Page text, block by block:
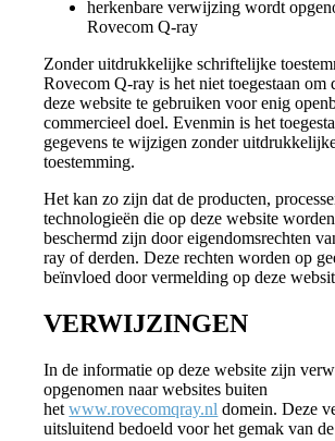
herkenbare verwijzing wordt
Rovecom Q-ray
Zonder uitdrukkelijke schriftelijke
Rovecom Q-ray is het niet toegestaan om
deze website te gebruiken voor enig
commercieel doel. Evenmin is het
gegevens te wijzigen zonder
toestemming.
Het kan zo zijn dat de producten,
technologieën die op deze website
beschermd zijn door eigendomsrechten
ray of derden. Deze rechten worden op
beïnvloed door vermelding op deze
VERWIJZINGEN
In de informatie op deze website zijn
opgenomen naar websites buiten
hetwww.rovecomqray.nl domein. Deze
uitsluitend bedoeld voor het gemak van